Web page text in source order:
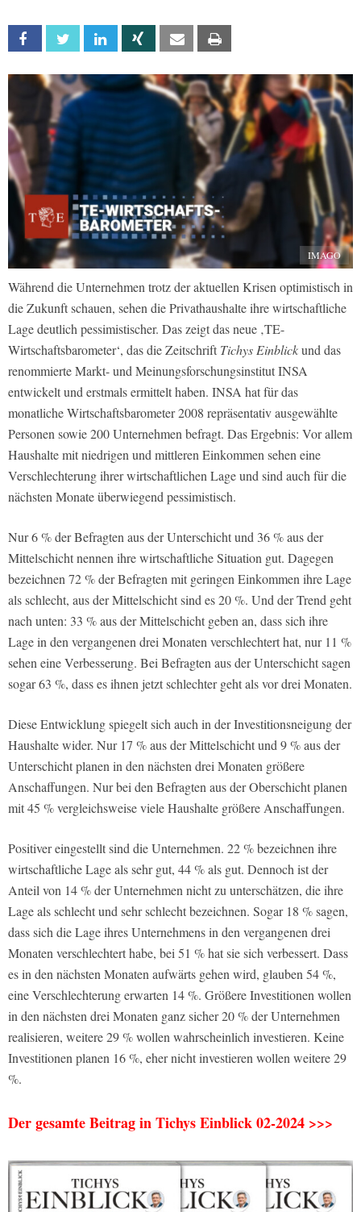
Facebook Twitter Linkedin Xing Email
IMAGO
Während die Unternehmen trotz der aktuellen Krisen optimistisch in
die Zukunft schauen, sehen die Privathaushalte ihre wirtschaftliche
Lage deutlich pessimistischer. Das zeigt das neue ‚TE-
Wirtschaftsbarometer‘, das die Zeitschrift Tichys Einblickund das
renommierte Markt- und Meinungsforschungsinstitut INSA
entwickelt und erstmals ermittelt haben. INSA hat für das
monatliche Wirtschaftsbarometer 2008 repräsentativ ausgewählte
Personen sowie 200 Unternehmen befragt. Das Ergebnis: Vor allem
Haushalte mit niedrigen und mittleren Einkommen sehen eine
Verschlechterung ihrer wirtschaftlichen Lage und sind auch für die
nächsten Monate überwiegend pessimistisch.
Nur 6 % der Befragten aus der Unterschicht und 36 % aus der
Mittelschicht nennen ihre wirtschaftliche Situation gut. Dagegen
bezeichnen 72 % der Befragten mit geringen Einkommen ihre Lage
als schlecht, aus der Mittelschicht sind es 20 %. Und der Trend geht
nach unten: 33 % aus der Mittelschicht geben an, dass sich ihre
Lage in den vergangenen drei Monaten verschlechtert hat, nur 11 %
sehen eine Verbesserung. Bei Befragten aus der Unterschicht sagen
sogar 63 %, dass es ihnen jetzt schlechter geht als vor drei Monaten.
Diese Entwicklung spiegelt sich auch in der Investitionsneigung der
Haushalte wider. Nur 17 % aus der Mittelschicht und 9 % aus der
Unterschicht planen in den nächsten drei Monaten größere
Anschaffungen. Nur bei den Befragten aus der Oberschicht planen
mit 45 % vergleichsweise viele Haushalte größere Anschaffungen.
Positiver eingestellt sind die Unternehmen. 22 % bezeichnen ihre
wirtschaftliche Lage als sehr gut, 44 % als gut. Dennoch ist der
Anteil von 14 % der Unternehmen nicht zu unterschätzen, die ihre
Lage als schlecht und sehr schlecht bezeichnen. Sogar 18 % sagen,
dass sich die Lage ihres Unternehmens in den vergangenen drei
Monaten verschlechtert habe, bei 51 % hat sie sich verbessert. Dass
es in den nächsten Monaten aufwärts gehen wird, glauben 54 %,
eine Verschlechterung erwarten 14 %. Größere Investitionen wollen
in den nächsten drei Monaten ganz sicher 20 % der Unternehmen
realisieren, weitere 29 % wollen wahrscheinlich investieren. Keine
Investitionen planen 16 %, eher nicht investieren wollen weitere 29
%.
Der gesamte Beitrag in Tichys Einblick 02-2024 >>>